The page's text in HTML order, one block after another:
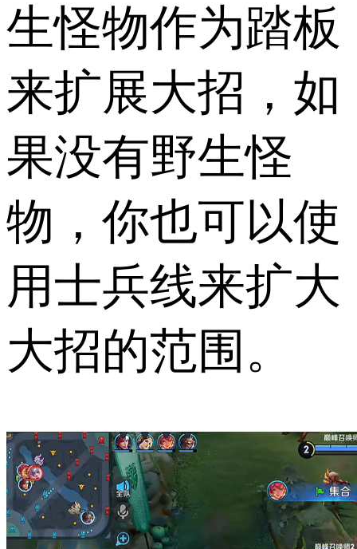
生怪物作为踏板
来扩展大招，如
果没有野生怪
物，你也可以使
用士兵线来扩大
大招的范围。